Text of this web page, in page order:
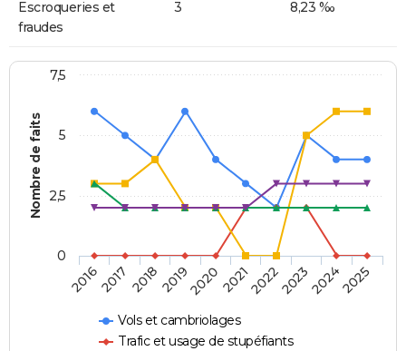
Escroqueries et
fraudes
3 8,23 ‰
Nombre de faits
Vols et cambriolages
Trafic et usage de stupéfiants
20162017 20182019202020212022202320242025
0
2,5
5
7,5